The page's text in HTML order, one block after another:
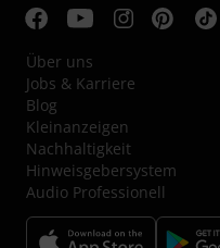
Über uns
Jobs & Karriere
Blog
Kleinanzeigen
Nachhaltigkeit
Hinweisgebersystem
Audio Professionell